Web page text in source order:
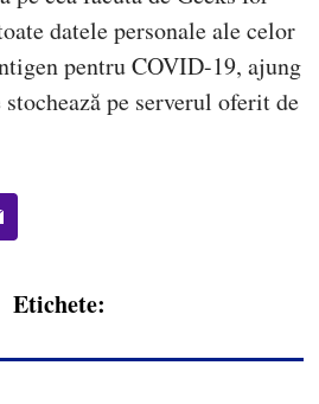
datele personale ale celor
pentru COVID-19, ajung
pe serverul oferit de
Etichete: